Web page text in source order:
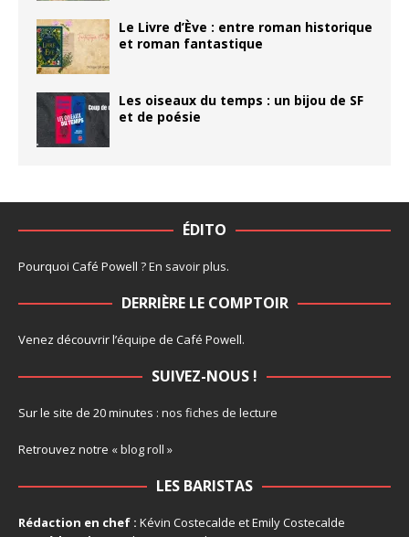
Le Livre d’Ève : entre roman historique
et roman fantastique
Les oiseaux du temps : un bijou de SF
et de poésie
ÉDITO
Pourquoi Café Powell ?En savoir plus.
DERRIÈRE LE COMPTOIR
Venez découvrir l’équipe de Café Powell.
SUIVEZ-NOUS !
Sur le site de 20 minutes : nos fiches de lecture
Retrouvez notre « blog roll »
LES BARISTAS
Rédaction en chef : Kévin Costecalde et Emily Costecalde